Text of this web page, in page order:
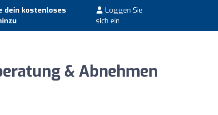
dein kostenloses
Loggen Sie
sich ein
& Abnehmen